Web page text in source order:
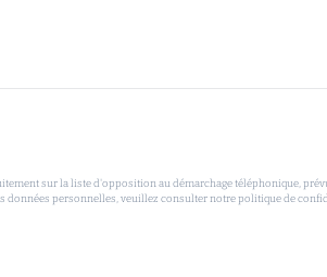
sur la liste d'opposition au démarchage téléphonique,
données personnelles, veuillez consulter notre politique de